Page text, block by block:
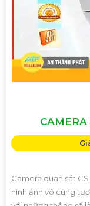
CAMERA
Camera quan sát
hình ảnh vô cùng